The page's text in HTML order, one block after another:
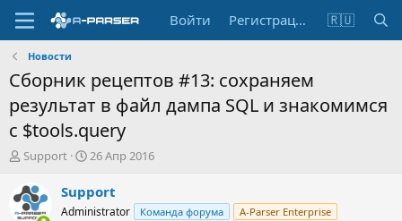
Войти Регистрация 🇷🇺
Новости
Сборник рецептов #13: сохраняем
результат в файл дампа SQL и знакомимся
с $tools.query
А
т
о
Support
Д
т
а
26 Апр 2016
Support
Administrator Команда форума A-Parser Enterprise